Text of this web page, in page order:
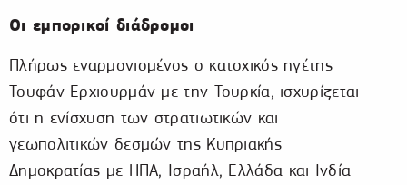
Οι εμπορικοί διάδρομοι
Πλήρως εναρμονισμένος ο κατοχικός ηγέτης
Τουφάν Ερχιουρμάν με την Τουρκία, ισχυρίζεται
ότι η ενίσχυση των στρατιωτικών και
γεωπολιτικών δεσμών της Κυπριακής
Δημοκρατίας με ΗΠΑ, Ισραήλ, Ελλάδα και Ινδία